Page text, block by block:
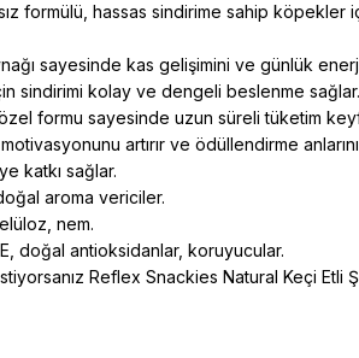
formülü, hassas sindirime sahip
sayesinde kas gelişimini ve günlük
sindirimi kolay ve dengeli beslenme sağlar.
formu sayesinde uzun süreli tüketim
artırır ve ödüllendirme
katkı sağlar.
aroma vericiler.
nem.
doğal antioksidanlar, koruyucular.
Reflex Snackies Natural Keçi Etli